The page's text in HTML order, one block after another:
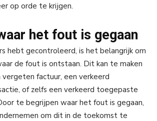
op orde te krijgen.
het fout is gegaan
hebt gecontroleerd, is het belangrijk om
de fout is ontstaan. Dit kan te maken
factuur, een verkeerd
of zelfs een verkeerd toegepaste
te begrijpen waar het fout is gegaan,
om dit in de toekomst te